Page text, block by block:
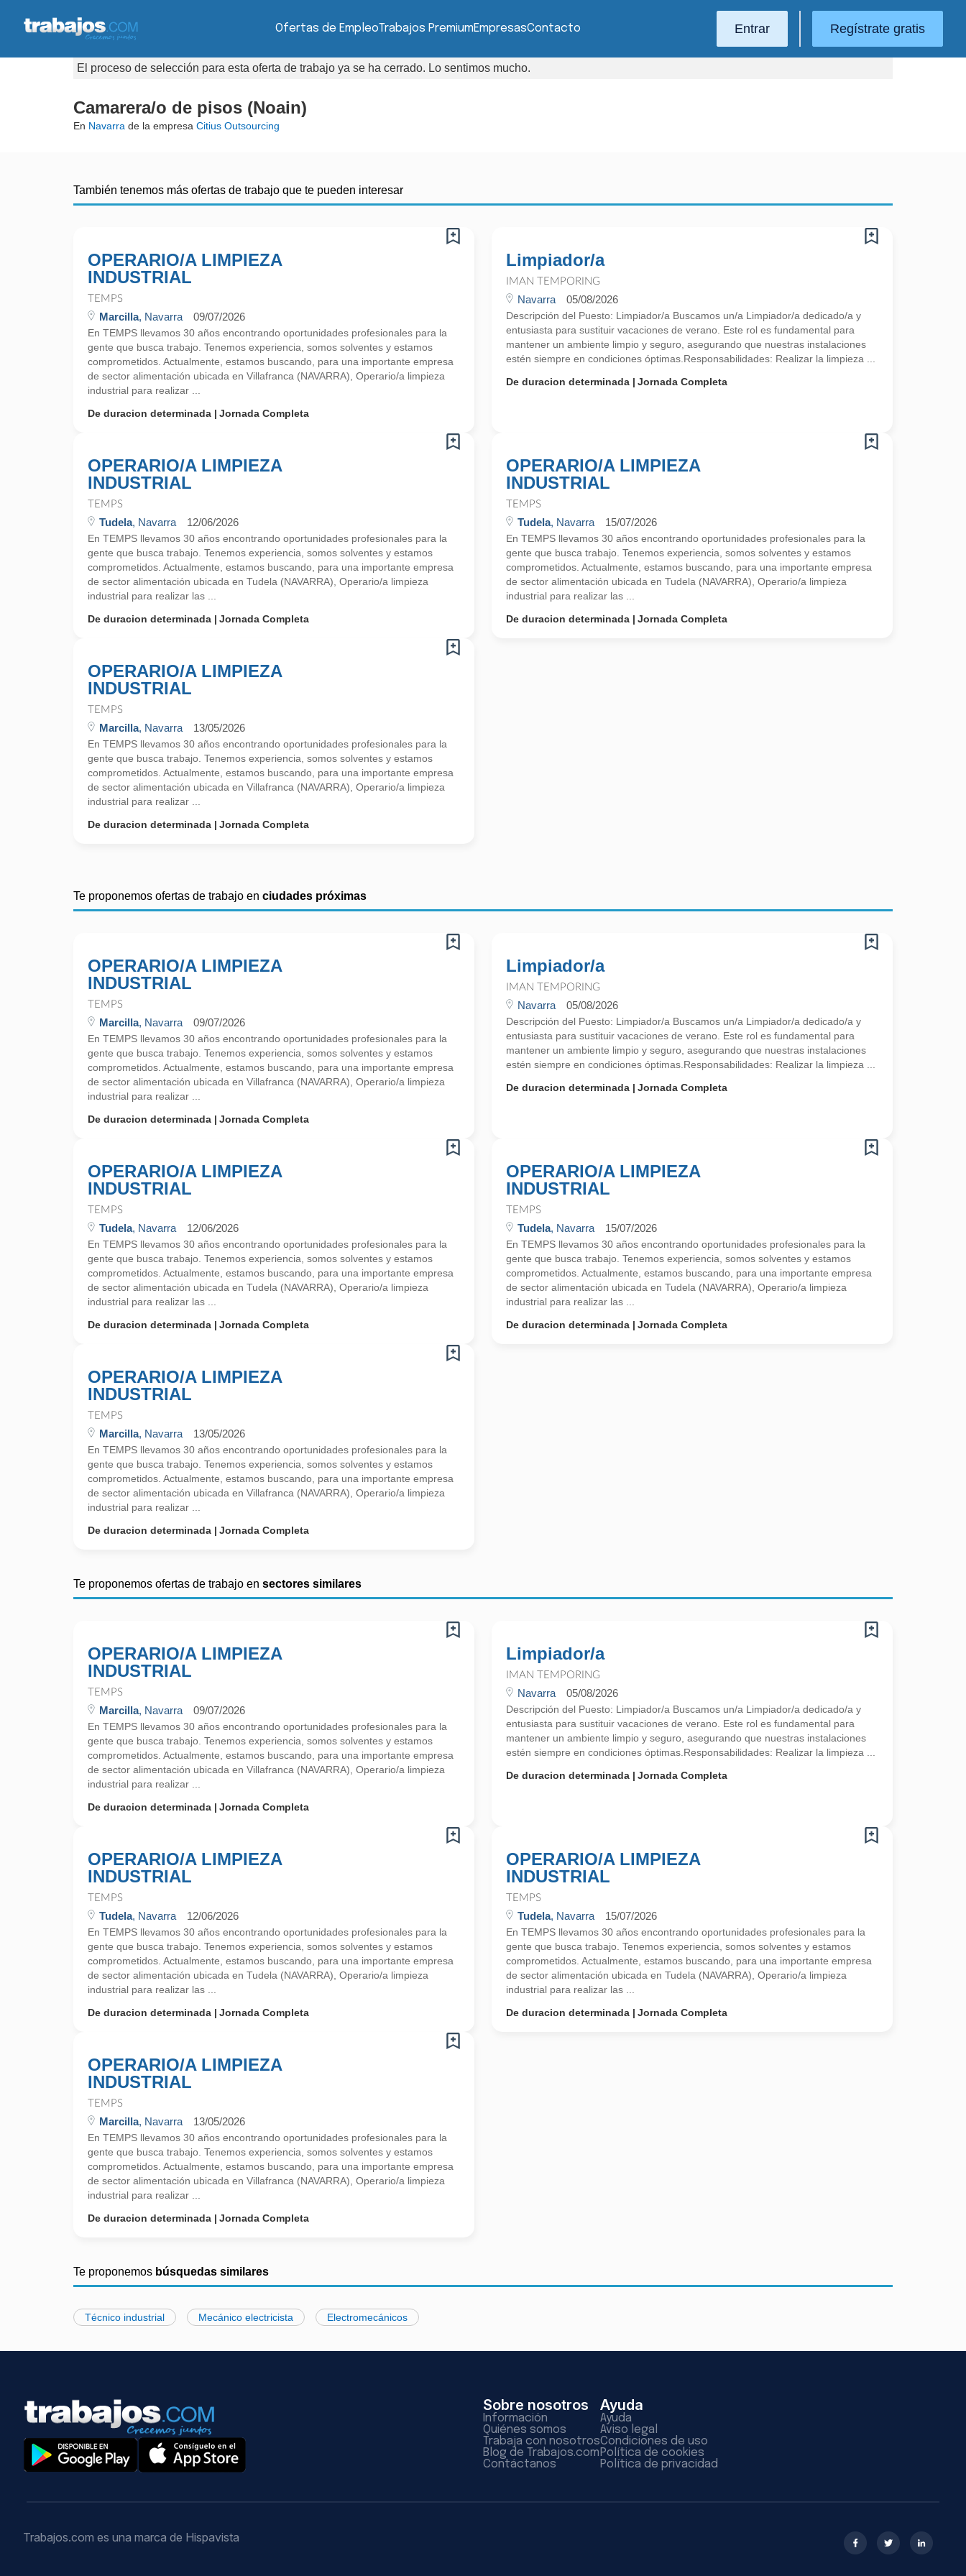
Ofertas de EmpleoTrabajos PremiumEmpresasContacto Entrar Regístrate gratis
El proceso de selección para esta oferta de trabajo ya se ha cerrado. Lo sentimos mucho.
Camarera/o de pisos (Noain)
En Navarra de la empresa Citius Outsourcing
También tenemos más ofertas de trabajo que te pueden interesar
OPERARIO/A LIMPIEZA
INDUSTRIAL
TEMPS
Marcilla, Navarra 09/07/2026
En TEMPS llevamos 30 años encontrando oportunidades profesionales para la
gente que busca trabajo. Tenemos experiencia, somos solventes y estamos
comprometidos. Actualmente, estamos buscando, para una importante empresa
de sector alimentación ubicada en Villafranca (NAVARRA), Operario/a limpieza
industrial para realizar ...
De duracion determinada
Jornada Completa
Limpiador/a
IMAN TEMPORING
Navarra 05/08/2026
Descripción del Puesto: Limpiador/a Buscamos un/a Limpiador/a dedicado/a y
entusiasta para sustituir vacaciones de verano. Este rol es fundamental para
mantener un ambiente limpio y seguro, asegurando que nuestras instalaciones
estén siempre en condiciones óptimas.Responsabilidades: Realizar la limpieza ...
De duracion determinada
Jornada Completa
OPERARIO/A LIMPIEZA
INDUSTRIAL
TEMPS
Tudela, Navarra 12/06/2026
En TEMPS llevamos 30 años encontrando oportunidades profesionales para la
gente que busca trabajo. Tenemos experiencia, somos solventes y estamos
comprometidos. Actualmente, estamos buscando, para una importante empresa
de sector alimentación ubicada en Tudela (NAVARRA), Operario/a limpieza
industrial para realizar las ...
De duracion determinada
Jornada Completa
OPERARIO/A LIMPIEZA
INDUSTRIAL
TEMPS
Tudela, Navarra 15/07/2026
En TEMPS llevamos 30 años encontrando oportunidades profesionales para la
gente que busca trabajo. Tenemos experiencia, somos solventes y estamos
comprometidos. Actualmente, estamos buscando, para una importante empresa
de sector alimentación ubicada en Tudela (NAVARRA), Operario/a limpieza
industrial para realizar las ...
De duracion determinada
Jornada Completa
OPERARIO/A LIMPIEZA
INDUSTRIAL
TEMPS
Marcilla, Navarra 13/05/2026
En TEMPS llevamos 30 años encontrando oportunidades profesionales para la
gente que busca trabajo. Tenemos experiencia, somos solventes y estamos
comprometidos. Actualmente, estamos buscando, para una importante empresa
de sector alimentación ubicada en Villafranca (NAVARRA), Operario/a limpieza
industrial para realizar ...
De duracion determinada
Jornada Completa
Te proponemos ofertas de trabajo en ciudades próximas
OPERARIO/A LIMPIEZA
INDUSTRIAL
TEMPS
Marcilla, Navarra 09/07/2026
En TEMPS llevamos 30 años encontrando oportunidades profesionales para la
gente que busca trabajo. Tenemos experiencia, somos solventes y estamos
comprometidos. Actualmente, estamos buscando, para una importante empresa
de sector alimentación ubicada en Villafranca (NAVARRA), Operario/a limpieza
industrial para realizar ...
De duracion determinada
Jornada Completa
Limpiador/a
IMAN TEMPORING
Navarra 05/08/2026
Descripción del Puesto: Limpiador/a Buscamos un/a Limpiador/a dedicado/a y
entusiasta para sustituir vacaciones de verano. Este rol es fundamental para
mantener un ambiente limpio y seguro, asegurando que nuestras instalaciones
estén siempre en condiciones óptimas.Responsabilidades: Realizar la limpieza ...
De duracion determinada
Jornada Completa
OPERARIO/A LIMPIEZA
INDUSTRIAL
TEMPS
Tudela, Navarra 12/06/2026
En TEMPS llevamos 30 años encontrando oportunidades profesionales para la
gente que busca trabajo. Tenemos experiencia, somos solventes y estamos
comprometidos. Actualmente, estamos buscando, para una importante empresa
de sector alimentación ubicada en Tudela (NAVARRA), Operario/a limpieza
industrial para realizar las ...
De duracion determinada
Jornada Completa
OPERARIO/A LIMPIEZA
INDUSTRIAL
TEMPS
Tudela, Navarra 15/07/2026
En TEMPS llevamos 30 años encontrando oportunidades profesionales para la
gente que busca trabajo. Tenemos experiencia, somos solventes y estamos
comprometidos. Actualmente, estamos buscando, para una importante empresa
de sector alimentación ubicada en Tudela (NAVARRA), Operario/a limpieza
industrial para realizar las ...
De duracion determinada
Jornada Completa
OPERARIO/A LIMPIEZA
INDUSTRIAL
TEMPS
Marcilla, Navarra 13/05/2026
En TEMPS llevamos 30 años encontrando oportunidades profesionales para la
gente que busca trabajo. Tenemos experiencia, somos solventes y estamos
comprometidos. Actualmente, estamos buscando, para una importante empresa
de sector alimentación ubicada en Villafranca (NAVARRA), Operario/a limpieza
industrial para realizar ...
De duracion determinada
Jornada Completa
Te proponemos ofertas de trabajo en sectores similares
OPERARIO/A LIMPIEZA
INDUSTRIAL
TEMPS
Marcilla, Navarra 09/07/2026
En TEMPS llevamos 30 años encontrando oportunidades profesionales para la
gente que busca trabajo. Tenemos experiencia, somos solventes y estamos
comprometidos. Actualmente, estamos buscando, para una importante empresa
de sector alimentación ubicada en Villafranca (NAVARRA), Operario/a limpieza
industrial para realizar ...
De duracion determinada
Jornada Completa
Limpiador/a
IMAN TEMPORING
Navarra 05/08/2026
Descripción del Puesto: Limpiador/a Buscamos un/a Limpiador/a dedicado/a y
entusiasta para sustituir vacaciones de verano. Este rol es fundamental para
mantener un ambiente limpio y seguro, asegurando que nuestras instalaciones
estén siempre en condiciones óptimas.Responsabilidades: Realizar la limpieza ...
De duracion determinada
Jornada Completa
OPERARIO/A LIMPIEZA
INDUSTRIAL
TEMPS
Tudela, Navarra 12/06/2026
En TEMPS llevamos 30 años encontrando oportunidades profesionales para la
gente que busca trabajo. Tenemos experiencia, somos solventes y estamos
comprometidos. Actualmente, estamos buscando, para una importante empresa
de sector alimentación ubicada en Tudela (NAVARRA), Operario/a limpieza
industrial para realizar las ...
De duracion determinada
Jornada Completa
OPERARIO/A LIMPIEZA
INDUSTRIAL
TEMPS
Tudela, Navarra 15/07/2026
En TEMPS llevamos 30 años encontrando oportunidades profesionales para la
gente que busca trabajo. Tenemos experiencia, somos solventes y estamos
comprometidos. Actualmente, estamos buscando, para una importante empresa
de sector alimentación ubicada en Tudela (NAVARRA), Operario/a limpieza
industrial para realizar las ...
De duracion determinada
Jornada Completa
OPERARIO/A LIMPIEZA
INDUSTRIAL
TEMPS
Marcilla, Navarra 13/05/2026
En TEMPS llevamos 30 años encontrando oportunidades profesionales para la
gente que busca trabajo. Tenemos experiencia, somos solventes y estamos
comprometidos. Actualmente, estamos buscando, para una importante empresa
de sector alimentación ubicada en Villafranca (NAVARRA), Operario/a limpieza
industrial para realizar ...
De duracion determinada
Jornada Completa
Te proponemos búsquedas similares
Técnico industrial Mecánico electricista Electromecánicos
Sobre nosotros
Información
Quiénes somos
Trabaja con nosotros
Blog de Trabajos.com
Contáctanos
Ayuda
Ayuda
Aviso legal
Condiciones de uso
Política de cookies
Política de privacidad
Trabajos.com es una marca de Hispavista